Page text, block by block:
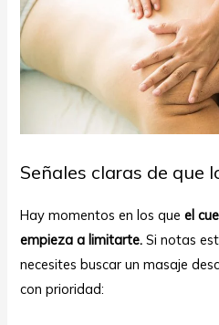
Señales claras de que
Hay momentos en los queel
empieza a limitarte. Si notas
necesites buscar un masaje
con prioridad: